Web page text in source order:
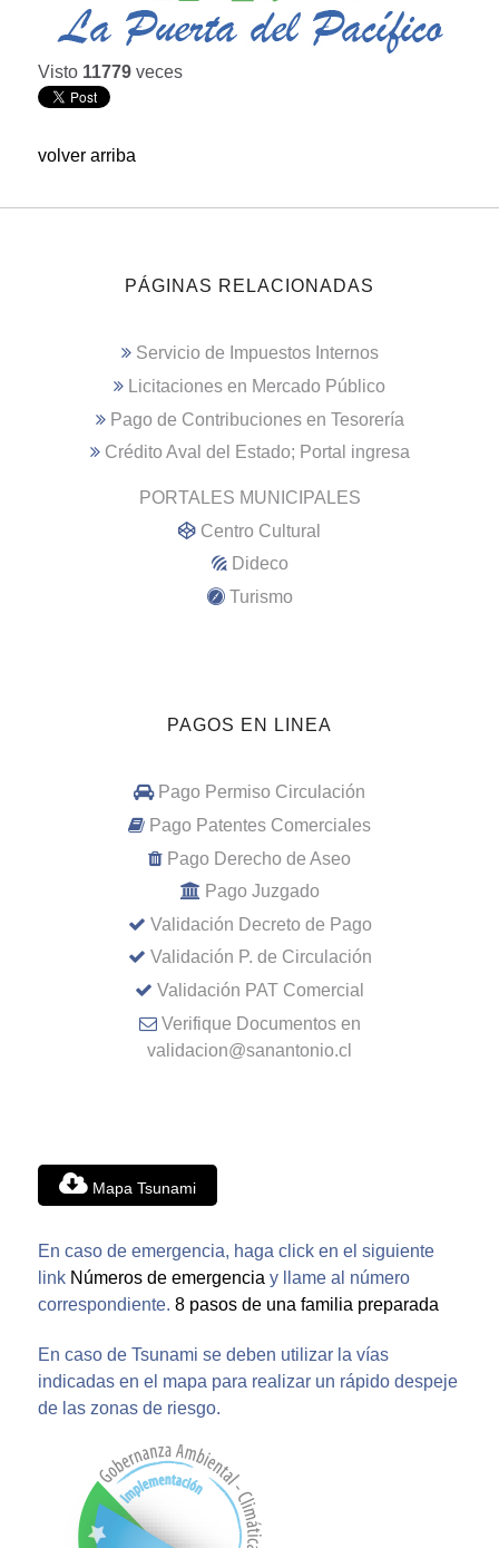
Visto 11779 veces
volver arriba
PÁGINAS RELACIONADAS
Servicio de Impuestos Internos
Licitaciones en Mercado Público
Pago de Contribuciones en Tesorería
Crédito Aval del Estado; Portal ingresa
PORTALES MUNICIPALES
Centro Cultural
Dideco
Turismo
PAGOS EN LINEA
Pago Permiso Circulación
Pago Patentes Comerciales
Pago Derecho de Aseo
Pago Juzgado
Validación Decreto de Pago
Validación P. de Circulación
Validación PAT Comercial
Verifique Documentos en
validacion@sanantonio.cl
Mapa Tsunami
En caso de emergencia, haga click en el siguiente
link Números de emergencia y llame al número
correspondiente. 8 pasos de una familia preparada
En caso de Tsunami se deben utilizar la vías
indicadas en el mapa para realizar un rápido despeje
de las zonas de riesgo.